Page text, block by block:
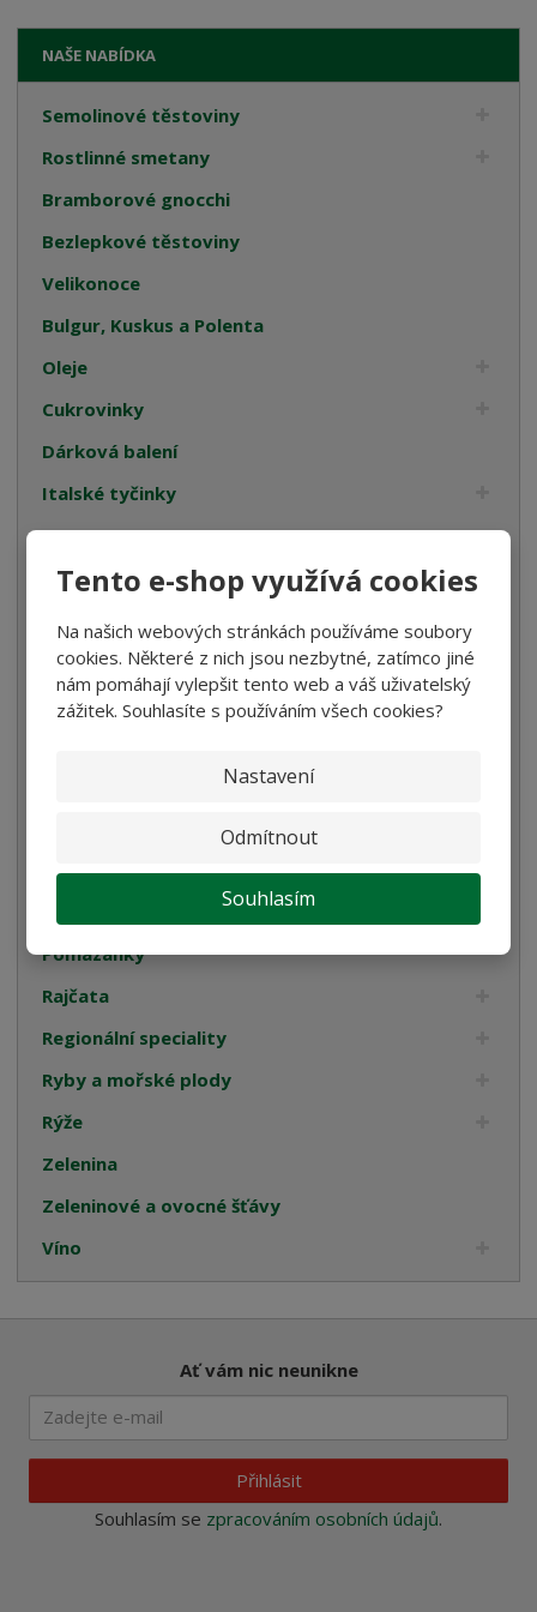
Tento e-shop využívá cookies
Na našich webových stránkách používáme soubory
cookies. Některé z nich jsou nezbytné, zatímco jiné
nám pomáhají vylepšit tento web a váš uživatelský
zážitek. Souhlasíte s používáním všech cookies?
Nastavení
Odmítnout
Souhlasím
NAŠE NABÍDKA
Semolinové těstoviny
Rostlinné smetany
Bramborové gnocchi
Bezlepkové těstoviny
Velikonoce
Bulgur, Kuskus a Polenta
Oleje
Cukrovinky
Dárková balení
Italské tyčinky
Kompoty
Káva
Luštěniny
Mořská sůl
Omáčky na těstoviny
Pomazánky
Rajčata
Regionální speciality
Ryby a mořské plody
Rýže
Zelenina
Zeleninové a ovocné šťávy
Víno
Ať vám nic neunikne
Přihlásit
Souhlasím se zpracováním osobních údajů.